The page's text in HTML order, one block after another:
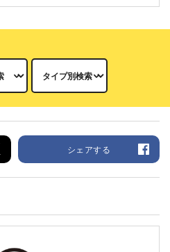
シェアする